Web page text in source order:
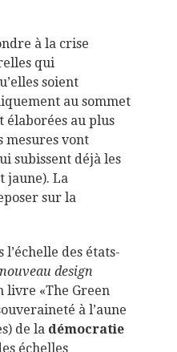
à la crise
qui
soient
au sommet
élaborées au plus
mesures vont
subissent déjà les
jaune). La
sur la
des états-
design
livre «The Green
à l’aune
de la démocratie
échelles